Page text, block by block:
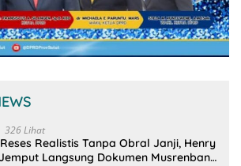
326 Lihat
Realistis Tanpa Obral Janji, Henry
Langsung Dokumen Musrenbang